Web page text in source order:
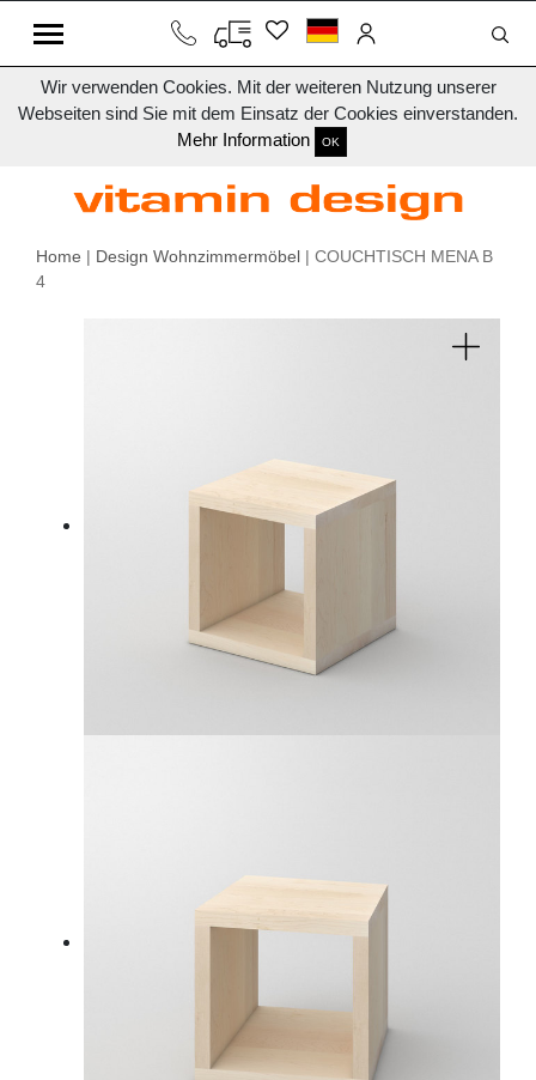
Wir verwenden Cookies. Mit der weiteren Nutzung unserer
Webseiten sind Sie mit dem Einsatz der Cookies einverstanden.
Mehr Information
OK
Home | Design Wohnzimmermöbel | COUCHTISCH MENA B
4